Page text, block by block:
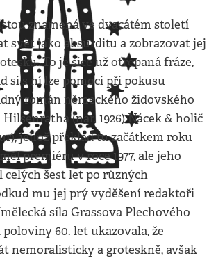
znamená ve dvacátém století
svět jako absurditu a zobrazovat jej
To je sice už otřepaná fráze,
si s ní lze pomoci při pokusu
román německého židovského
(nar. 1926) Nácek & holič
jehož překlad tu začátkem roku
premiéru v roce 1977, ale jeho
šest let po různých
mu jej prý vyděšení redaktoři
síla Grassova Plechového
60. let ukazovala, že
nemoralisticky a groteskně, avšak